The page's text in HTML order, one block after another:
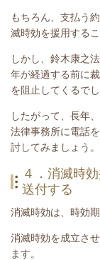
もちろん、支払う
滅時効を援用する
しかし、鈴木康之
年が経過する前に
を阻止してくるでし
したがって、長年
法律事務所に電話
討してみましょう。
４．消滅時
送付する
消滅時効は、時効
消滅時効を成立さ
ます。